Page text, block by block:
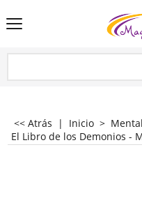
<< Atrás | Inicio >
El Libro de los Demonios -